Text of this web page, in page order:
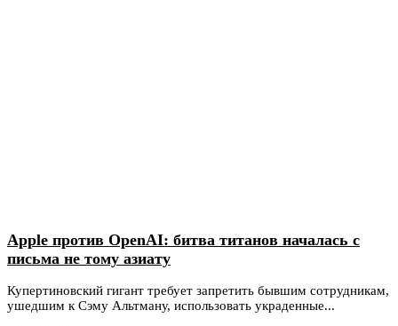
Apple против OpenAI: битва титанов началась с
письма не тому азиату
Купертиновский гигант требует запретить бывшим сотрудникам,
ушедшим к Сэму Альтману, использовать украденные...